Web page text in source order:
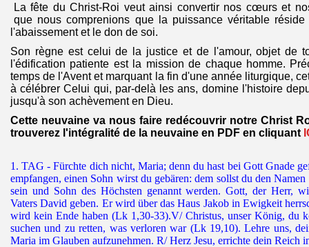
La fête du Christ-Roi veut ainsi convertir nos cœurs et
que nous comprenions que la puissance véritable réside
l'abaissement et le don de soi.
Son règne est celui de la justice et de l'amour, objet de
l'édification patiente est la mission de chaque homme.
temps de l'Avent et marquant la fin d'une année liturgique,
à célébrer Celui qui, par-delà les ans, domine l'histoire
jusqu'à son achèvement en Dieu.
Cette neuvaine va nous faire redécouvrir notre Christ
trouverez l'intégralité de la neuvaine en PDF en cliquant
1. TAG - Fürchte dich nicht, Maria; denn du hast bei Gott Gnade
empfangen, einen Sohn wirst du gebären: dem sollst du den
sein und Sohn des Höchsten genannt werden. Gott, der Herr,
Vaters David geben. Er wird über das Haus Jakob in Ewigkeit
wird kein Ende haben (Lk 1,30-33).V/ Christus, unser König, du
suchen und zu retten, was verloren war (Lk 19,10). Lehre uns,
Maria im Glauben aufzunehmen. R/ Herz Jesu, errichte dein Reich